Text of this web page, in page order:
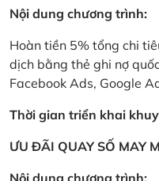
Nội dung chương trình:
Hoàn tiền 5% tổng chi
dịch bằng thẻ ghi nợ
Facebook Ads, Google
Thời gian triển khai
ƯU ĐÃI QUAY SỐ MAY